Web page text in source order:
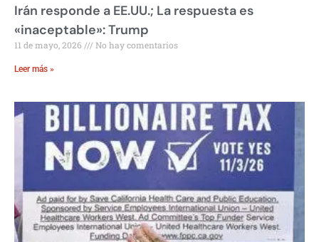
Irán responde a EE.UU.; La respuesta es
«inaceptable»: Trump
11 de mayo, 2026 No hay comentarios
Leer más »